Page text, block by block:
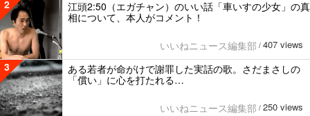
2
江頭2:50（エガチャン）のいい話「車いすの少女」の真
相について、本人がコメント！
いいねニュース編集部 / 407 views
3
ある若者が命がけで謝罪した実話の歌。さだまさしの
「償い」に心を打たれる…
いいねニュース編集部 / 250 views